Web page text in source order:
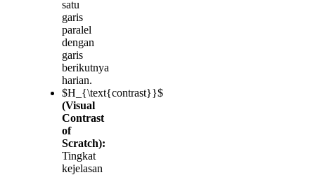
satu
garis
paralel
dengan
garis
berikutnya
harian.
$H_{\text{contrast}}$
(Visual
Contrast
of
Scratch):
Tingkat
kejelasan